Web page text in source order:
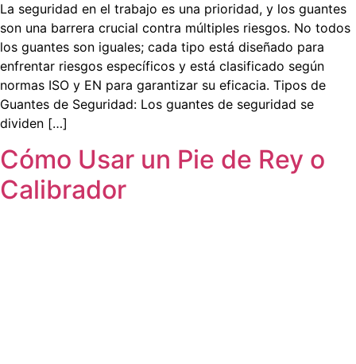
La seguridad en el trabajo es una prioridad, y los guantes
son una barrera crucial contra múltiples riesgos. No todos
los guantes son iguales; cada tipo está diseñado para
enfrentar riesgos específicos y está clasificado según
normas ISO y EN para garantizar su eficacia. Tipos de
Guantes de Seguridad: Los guantes de seguridad se
dividen […]
Cómo Usar un Pie de Rey o
Calibrador